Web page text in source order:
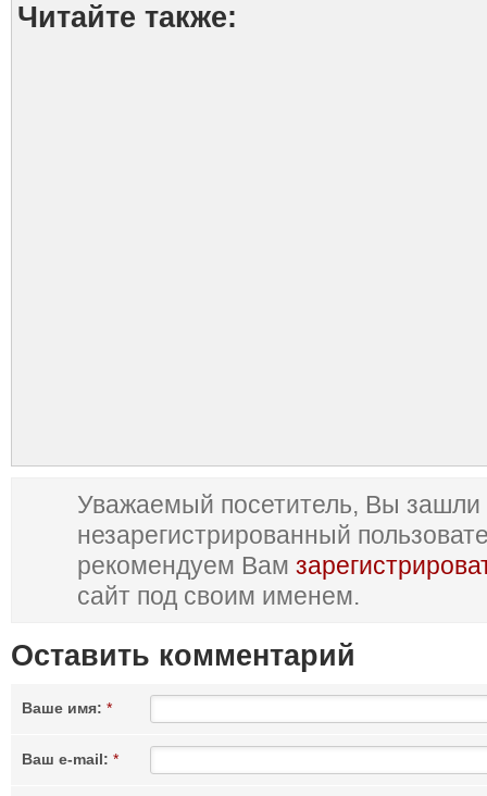
Читайте также:
Уважаемый посетитель, Вы зашли
незарегистрированный
рекомендуем Вам
сайт под своим именем.
Оставить комментарий
Ваше имя: *
Ваш e-mail: *